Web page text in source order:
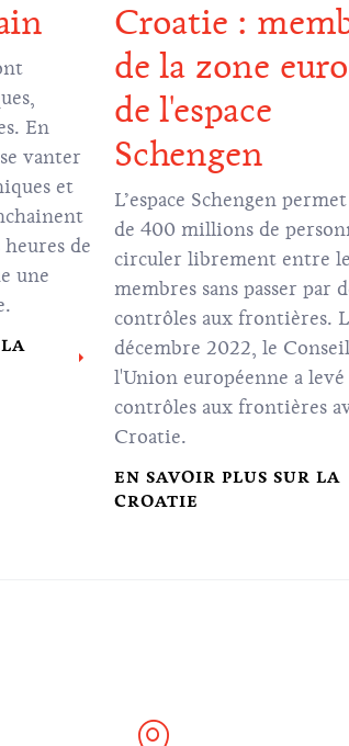
En
vanter
et
de
une
Croatie :
de la zone
de l'espace
Schengen
L’espace Schengen
de 400 millions de
circuler librement entre
membres sans passer par
contrôles aux frontières.
décembre 2022, le
l'Union européenne a levé
contrôles aux frontières
Croatie.
EN SAVOIR PLUS SUR LA
CROATIE